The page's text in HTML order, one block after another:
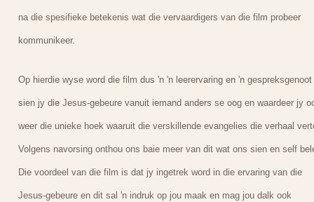
na die spesifieke betekenis wat die vervaardigers van die film probeer
kommunikeer.
Op hierdie wyse word die film dus 'n 'n leerervaring en 'n gespreksgenoot
sien jy die Jesus-gebeure vanuit iemand anders se oog en waardeer jy
weer die unieke hoek waaruit die verskillende evangelies die verhaal
Volgens navorsing onthou ons baie meer van dit wat ons sien en self
Die voordeel van die film is dat jy ingetrek word in die ervaring van die
Jesus-gebeure en dit sal 'n indruk op jou maak en mag jou dalk ook